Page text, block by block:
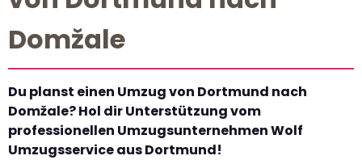
Domžale
Du planst einen Umzug von Dortmund nach
Domžale? Hol dir Unterstützung vom
professionellen Umzugsunternehmen Wolf
Umzugsservice aus Dortmund!